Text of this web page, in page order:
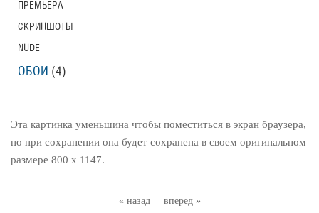
« назад
вперед »
Эта картинка уменьшина чтобы поместиться в экран браузера,
но при сохранении она будет сохранена в своем оригинальном
размере 800 x 1147.
ПРЕМЬЕРА
СКРИНШОТЫ
NUDE
ОБОИ (4)